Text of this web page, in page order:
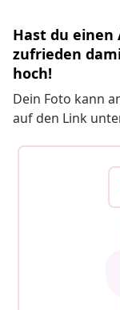
Hast du
zufrieden
hoch!
Dein Foto kann
auf den Link